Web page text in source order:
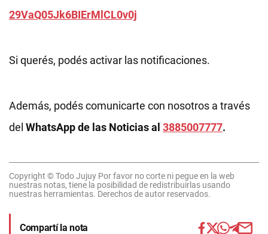
29VaQ05Jk6BIErMlCL0v0j
Si querés, podés activar las notificaciones.
Además, podés comunicarte con nosotros a través
del WhatsApp de las Noticias al 3885007777.
Copyright © Todo Jujuy Por favor no corte ni pegue en la web
nuestras notas, tiene la posibilidad de redistribuirlas usando
nuestras herramientas. Derechos de autor reservados.
Compartí la nota